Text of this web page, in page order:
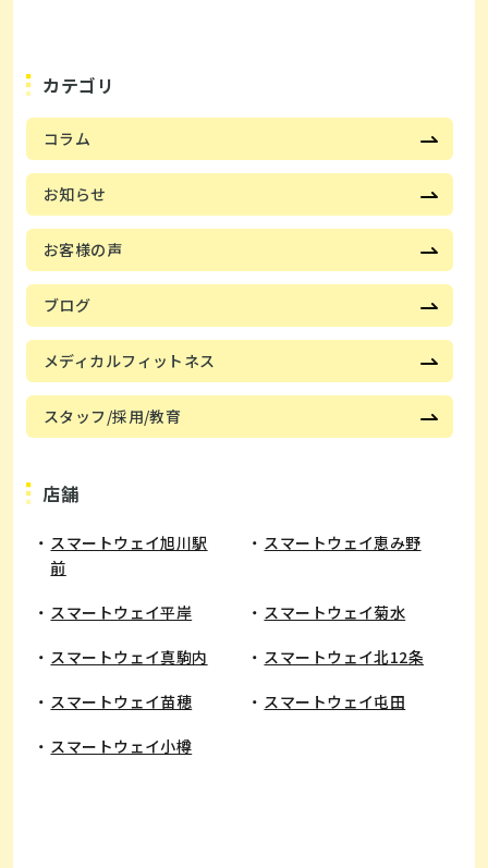
カテゴリ
コラム
お知らせ
お客様の声
ブログ
メディカルフィットネス
スタッフ/採用/教育
店舗
スマートウェイ旭川駅
前
スマートウェイ恵み野
​スマートウェイ平岸 スマートウェイ菊水
スマートウェイ真駒内 スマートウェイ北12条
スマートウェイ苗穂 スマートウェイ屯田
スマートウェイ小樽